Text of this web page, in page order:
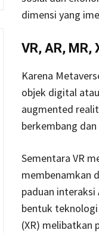
dimensi yang
VR, AR, MR,
Karena
objek digital
augmented
berkembang
Sementara VR
membenamkan
paduan interaksi
bentuk
(XR) melibatkan